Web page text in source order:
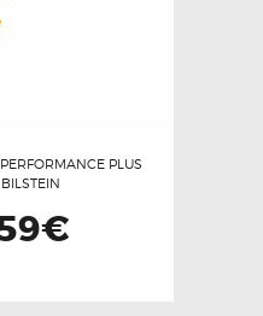
PLUS
€